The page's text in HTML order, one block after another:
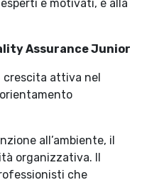
e motivati, è alla
Junior
crescita attiva nel
all’ambiente, il
organizzativa. Il
che